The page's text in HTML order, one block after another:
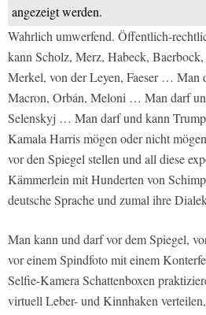
angezeigt werden.
Wahrlich umwerfend. Öffentlich-
kann Scholz, Merz, Habeck,
Merkel, von der Leyen, Faeser … Man
Macron, Orbán, Meloni … Man darf
Selenskyj … Man darf und kann
Kamala Harris mögen oder nicht
vor den Spiegel stellen und all diese
Kämmerlein mit Hunderten von
deutsche Sprache und zumal ihre
Man kann und darf vor dem Spiegel,
vor einem Spindfoto mit einem
Selfie-Kamera Schattenboxen
virtuell Leber- und Kinnhaken